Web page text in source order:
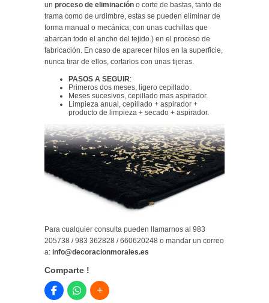
un proceso de eliminación o corte de bastas, tanto de
trama como de urdimbre, estas se pueden eliminar de
forma manual o mecánica, con unas cuchillas que
abarcan todo el ancho del tejido.) en el proceso de
fabricación. En caso de aparecer hilos en la superficie,
nunca tirar de ellos, cortarlos con unas tijeras.
PASOS A SEGUIR:
Primeros dos meses, ligero cepillado.
Meses sucesivos, cepillado mas aspirador.
Limpieza anual, cepillado + aspirador +
producto de limpieza + secado + aspirador.
Para cualquier consulta pueden llamarnos al 983
205738 / 983 362828 / 660620248 o mandar un correo
a: info@decoracionmorales.es
Comparte !